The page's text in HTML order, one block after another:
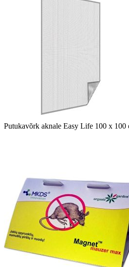
Putukavõrk aknale Easy Life 100 x 100